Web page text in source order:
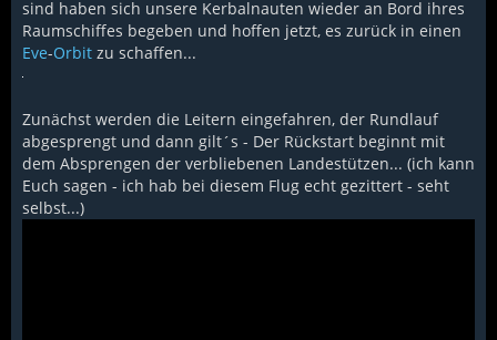
sind haben sich unsere Kerbalnauten wieder an Bord ihres
Raumschiffes begeben und hoffen jetzt, es zurück in einen
Eve-Orbit zu schaffen...
Zunächst werden die Leitern eingefahren, der Rundlauf
abgesprengt und dann gilt´s - Der Rückstart beginnt mit
dem Absprengen der verbliebenen Landestützen... (ich kann
Euch sagen - ich hab bei diesem Flug echt gezittert - seht
selbst...)